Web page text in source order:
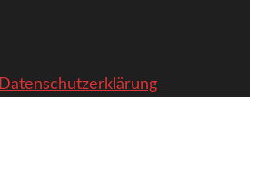
Datenschutzerklärung